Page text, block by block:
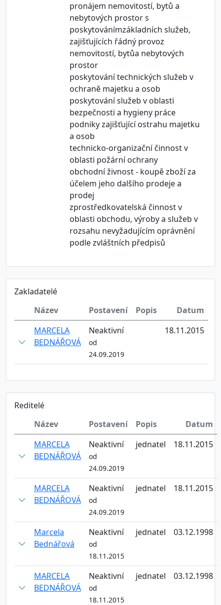
pronájem nemovitostí, bytů a
nebytových prostor s
poskytovánímzákladních služeb,
zajišťujících řádný provoz
nemovitostí, bytůa nebytových
prostor
poskytování technických služeb v
ochraně majetku a osob
poskytování služeb v oblasti
bezpečnosti a hygieny práce
podniky zajišťující ostrahu majetku
a osob
technicko-organizační činnost v
oblasti požární ochrany
obchodní živnost - koupě zboží za
účelem jeho dalšího prodeje a
prodej
zprostředkovatelská činnost v
oblasti obchodu, výroby a služeb v
rozsahu nevyžadujícím oprávnění
podle zvláštních předpisů
Zakladatelé
Název
Postavení Popis
Datum
MARCELA
BEDNÁŘOVÁ
Neaktivní
od
24.09.2019
18.11.2015
Reditelé
Název
Postavení Popis
Datum
MARCELA
BEDNÁŘOVÁ
Neaktivní
od
24.09.2019
jednatel 18.11.2015
MARCELA
BEDNÁŘOVÁ
Neaktivní
od
24.09.2019
jednatel 18.11.2015
Marcela
Bednářová
Neaktivní
od
18.11.2015
jednatel 03.12.1998
MARCELA
BEDNÁŘOVÁ
Neaktivní
od
18.11.2015
jednatel 03.12.1998